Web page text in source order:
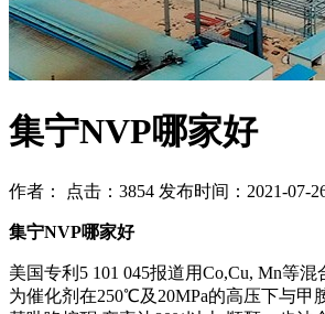
集宁NVP哪家好
作者： 点击：3854 发布时间：2021-07-
集宁NVP哪家好
美国专利5 101 045报道用Co,Cu, Mn等
为催化剂在250℃及20MPa的高压下与甲